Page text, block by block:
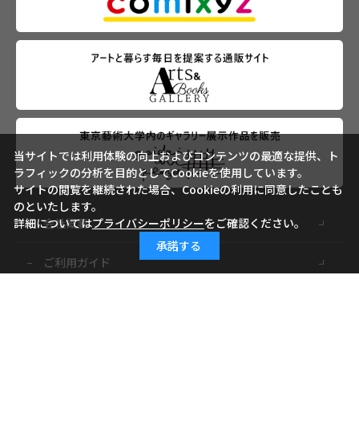
会社概要
ご利用ガイド
当サイトでは利用体験の向上およびコンテンツの最適な提供、ト
ラフィックの分析を目的としてCookieを使用しています。
サイトの閲覧を継続された場合、Cookieの利用に同意したことも
のといたします。
詳細についてはプライバシーポリシーをご確認ください。
承諾する